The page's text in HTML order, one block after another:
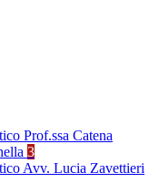
Prof.ssa Catena
3
Avv. Lucia Zavettieri